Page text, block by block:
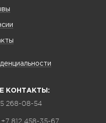
КОНТАКТЫ:
268-08-54
+7 812 458-35-67